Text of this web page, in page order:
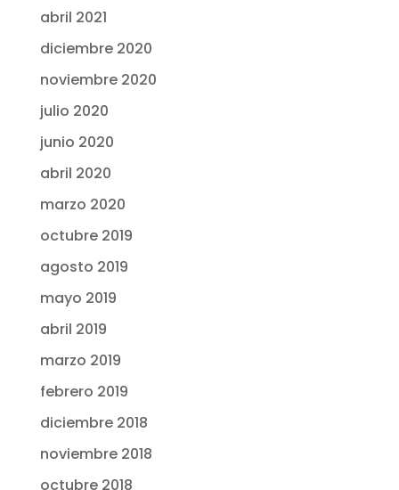
abril 2021
diciembre 2020
noviembre 2020
julio 2020
junio 2020
abril 2020
marzo 2020
octubre 2019
agosto 2019
mayo 2019
abril 2019
marzo 2019
febrero 2019
diciembre 2018
noviembre 2018
octubre 2018